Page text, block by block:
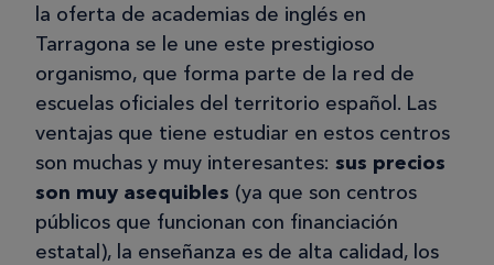
la oferta de academias de inglés en
Tarragona se le une este prestigioso
organismo, que forma parte de la red de
escuelas oficiales del territorio español. Las
ventajas que tiene estudiar en estos centros
son muchas y muy interesantes: sus precios
son muy asequibles (ya que son centros
públicos que funcionan con financiación
estatal), la enseñanza es de alta calidad, los